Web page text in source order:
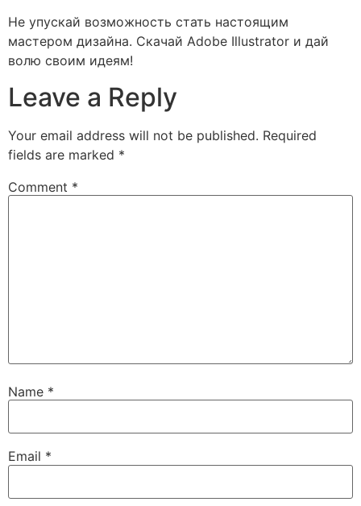
Не упускай возможность стать настоящим
мастером дизайна. Скачай Adobe Illustrator и дай
волю своим идеям!
Leave a Reply
Your email address will not be published. Required
fields are marked *
Comment *
Name *
Email *